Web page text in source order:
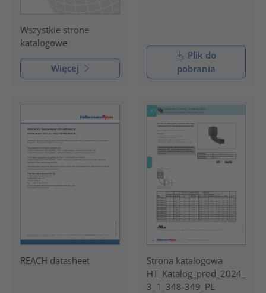
Wszystkie strone
katalogowe
Więcej
Plik do
pobrania
REACH datasheet
Strona katalogowa
HT_Katalog_prod_2024_
3_1_348-349_PL